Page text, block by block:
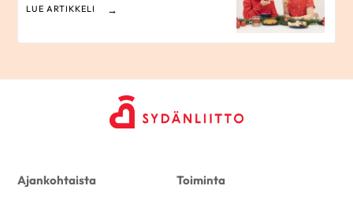
LUE ARTIKKELI
Ajankohtaista Toiminta